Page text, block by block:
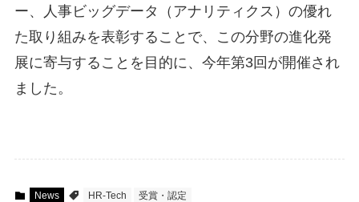
ー、人事ビッグデータ（アナリティクス）の優れ
た取り組みを表彰することで、この分野の進化発
展に寄与することを目的に、今年第3回が開催され
ました。
News HR-Tech 受賞・認定